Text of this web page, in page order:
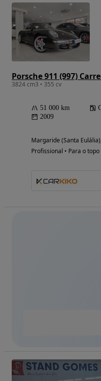
Porsche 911 (997)
3824 cm3 • 355 cv
51 000 km
2009
Margaride (Santa
Profissional • Para o topo